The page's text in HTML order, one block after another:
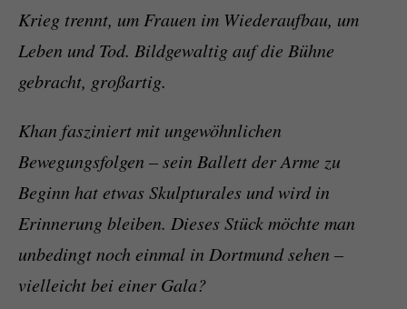
Krieg trennt, um Frauen im Wiederaufbau, um
Leben und Tod. Bildgewaltig auf die Bühne
gebracht, großartig.
Khan fasziniert mit ungewöhnlichen
Bewegungsfolgen – sein Ballett der Arme zu
Beginn hat etwas Skulpturales und wird in
Erinnerung bleiben. Dieses Stück möchte man
unbedingt noch einmal in Dortmund sehen –
vielleicht bei einer Gala?